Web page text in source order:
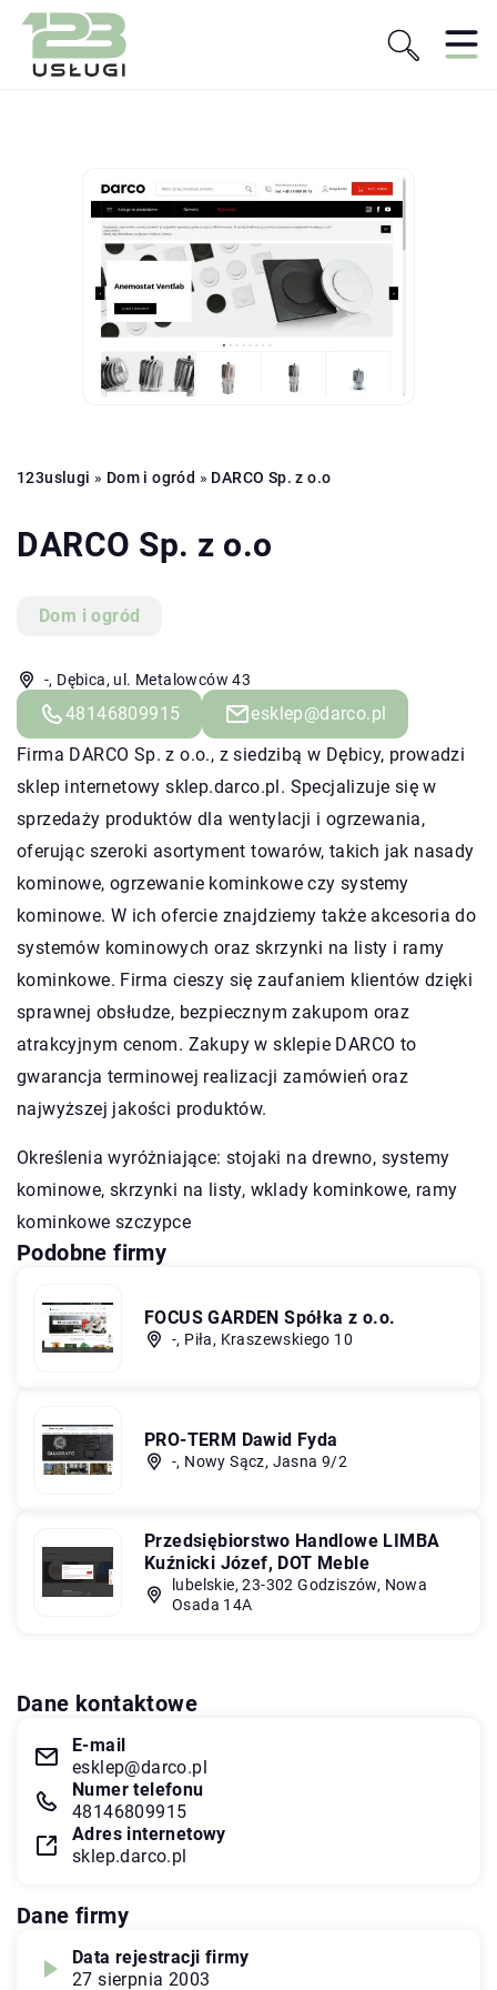
123uslugi » Dom i ogród » DARCO Sp. z o.o
DARCO Sp. z o.o
Dom i ogród
-, Dębica, ul. Metalowców 43
48146809915
esklep@darco.pl
Firma DARCO Sp. z o.o., z siedzibą w Dębicy, prowadzi
sklep internetowy sklep.darco.pl. Specjalizuje się w
sprzedaży produktów dla wentylacji i ogrzewania,
oferując szeroki asortyment towarów, takich jak nasady
kominowe, ogrzewanie kominkowe czy systemy
kominowe. W ich ofercie znajdziemy także akcesoria do
systemów kominowych oraz skrzynki na listy i ramy
kominkowe. Firma cieszy się zaufaniem klientów dzięki
sprawnej obsłudze, bezpiecznym zakupom oraz
atrakcyjnym cenom. Zakupy w sklepie DARCO to
gwarancja terminowej realizacji zamówień oraz
najwyższej jakości produktów.
Określenia wyróżniające: stojaki na drewno, systemy
kominowe, skrzynki na listy, wklady kominkowe, ramy
kominkowe szczypce
Podobne firmy
FOCUS GARDEN Spółka z o.o.
-, Piła, Kraszewskiego 10
PRO-TERM Dawid Fyda
-, Nowy Sącz, Jasna 9/2
Przedsiębiorstwo Handlowe LIMBA
Kuźnicki Józef, DOT Meble
lubelskie, 23-302 Godziszów, Nowa
Osada 14A
Dane kontaktowe
E-mail
esklep@darco.pl
Numer telefonu
48146809915
Adres internetowy
sklep.darco.pl
Dane firmy
Data rejestracji firmy
27 sierpnia 2003